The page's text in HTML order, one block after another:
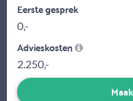
Eerste gesprek
0,-
Advieskosten
2.250,-